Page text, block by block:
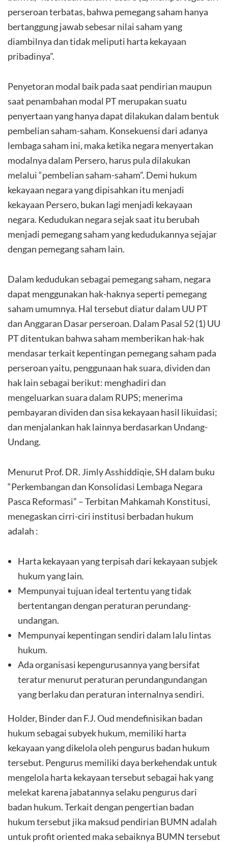
perseroan terbatas, bahwa pemegang saham hanya
bertanggung jawab sebesar nilai saham yang
diambilnya dan tidak meliputi harta kekayaan
pribadinya”.
Penyetoran modal baik pada saat pendirian maupun
saat penambahan modal PT merupakan suatu
penyertaan yang hanya dapat dilakukan dalam bentuk
pembelian saham-saham. Konsekuensi dari adanya
lembaga saham ini, maka ketika negara menyertakan
modalnya dalam Persero, harus pula dilakukan
melalui “pembelian saham-saham”. Demi hukum
kekayaan negara yang dipisahkan itu menjadi
kekayaan Persero, bukan lagi menjadi kekayaan
negara. Kedudukan negara sejak saat itu berubah
menjadi pemegang saham yang kedudukannya sejajar
dengan pemegang saham lain.
Dalam kedudukan sebagai pemegang saham, negara
dapat menggunakan hak-haknya seperti pemegang
saham umumnya. Hal tersebut diatur dalam UU PT
dan Anggaran Dasar perseroan. Dalam Pasal 52 (1) UU
PT ditentukan bahwa saham memberikan hak-hak
mendasar terkait kepentingan pemegang saham pada
perseroan yaitu, penggunaan hak suara, dividen dan
hak lain sebagai berikut: menghadiri dan
mengeluarkan suara dalam RUPS; menerima
pembayaran dividen dan sisa kekayaan hasil likuidasi;
dan menjalankan hak lainnya berdasarkan Undang-
Undang.
Menurut Prof. DR. Jimly Asshiddiqie, SH dalam buku
“Perkembangan dan Konsolidasi Lembaga Negara
Pasca Reformasi” – Terbitan Mahkamah Konstitusi,
menegaskan cirri-ciri institusi berbadan hukum
adalah :
Harta kekayaan yang terpisah dari kekayaan subjek
hukum yang lain.
Mempunyai tujuan ideal tertentu yang tidak
bertentangan dengan peraturan perundang-
undangan.
Mempunyai kepentingan sendiri dalam lalu lintas
hukum.
Ada organisasi kepengurusannya yang bersifat
teratur menurut peraturan perundangundangan
yang berlaku dan peraturan internalnya sendiri.
Holder, Binder dan F.J. Oud mendefinisikan badan
hukum sebagai subyek hukum, memiliki harta
kekayaan yang dikelola oleh pengurus badan hukum
tersebut. Pengurus memiliki daya berkehendak untuk
mengelola harta kekayaan tersebut sebagai hak yang
melekat karena jabatannya selaku pengurus dari
badan hukum. Terkait dengan pengertian badan
hukum tersebut jika maksud pendirian BUMN adalah
untuk profit oriented maka sebaiknya BUMN tersebut